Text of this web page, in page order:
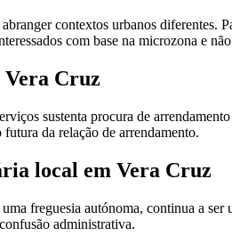
contextos urbanos
com base na microzona e
Cruz
sustenta procura de
da relação de arrendamento.
local em Vera Cruz
freguesia autónoma, continua a
administrativa.